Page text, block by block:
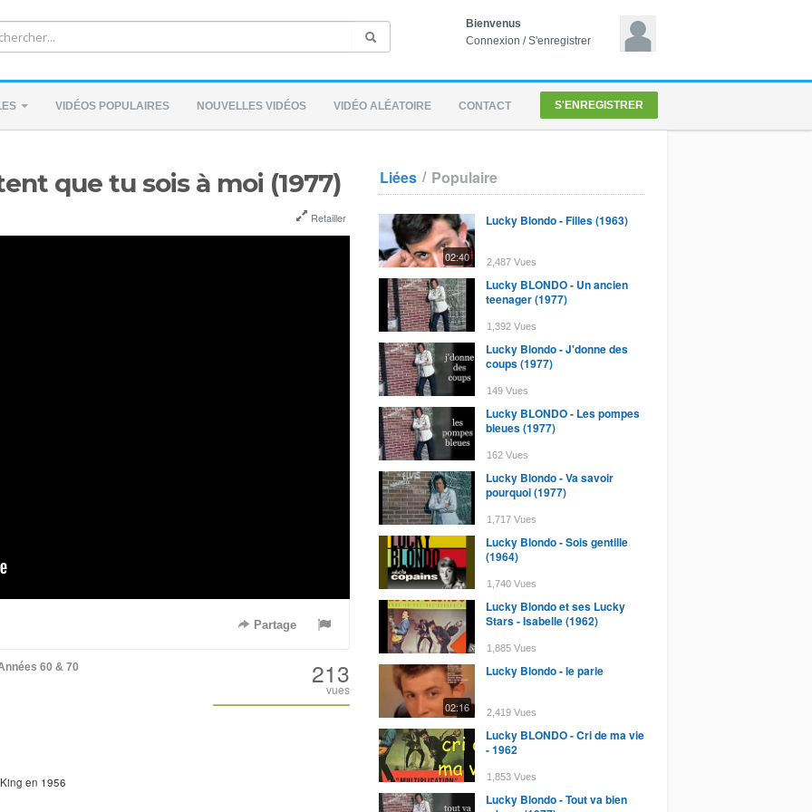
Bienvenus
Connexion /S'enregistrer
VIDÉOS POPULAIRES NOUVELLES VIDÉOS VIDÉO ALÉATOIRE CONTACT S'ENREGISTRER
que tu sois à moi (1977)
Retailler
Partage
60 & 70 213
vues
en 1956
Liées / Populaire
02:40
Lucky Blondo - Filles (1963)
2,487 Vues
Lucky BLONDO - Un ancien
teenager (1977)
1,392 Vues
Lucky Blondo - J'donne des
coups (1977)
149 Vues
Lucky BLONDO - Les pompes
bleues (1977)
162 Vues
Lucky Blondo - Va savoir
pourquoi (1977)
1,717 Vues
Lucky Blondo - Sois gentille
(1964)
1,740 Vues
Lucky Blondo et ses Lucky
Stars - Isabelle (1962)
1,885 Vues
02:16
Lucky Blondo - le parie
2,419 Vues
Lucky BLONDO - Cri de ma vie
- 1962
1,853 Vues
Lucky Blondo - Tout va bien